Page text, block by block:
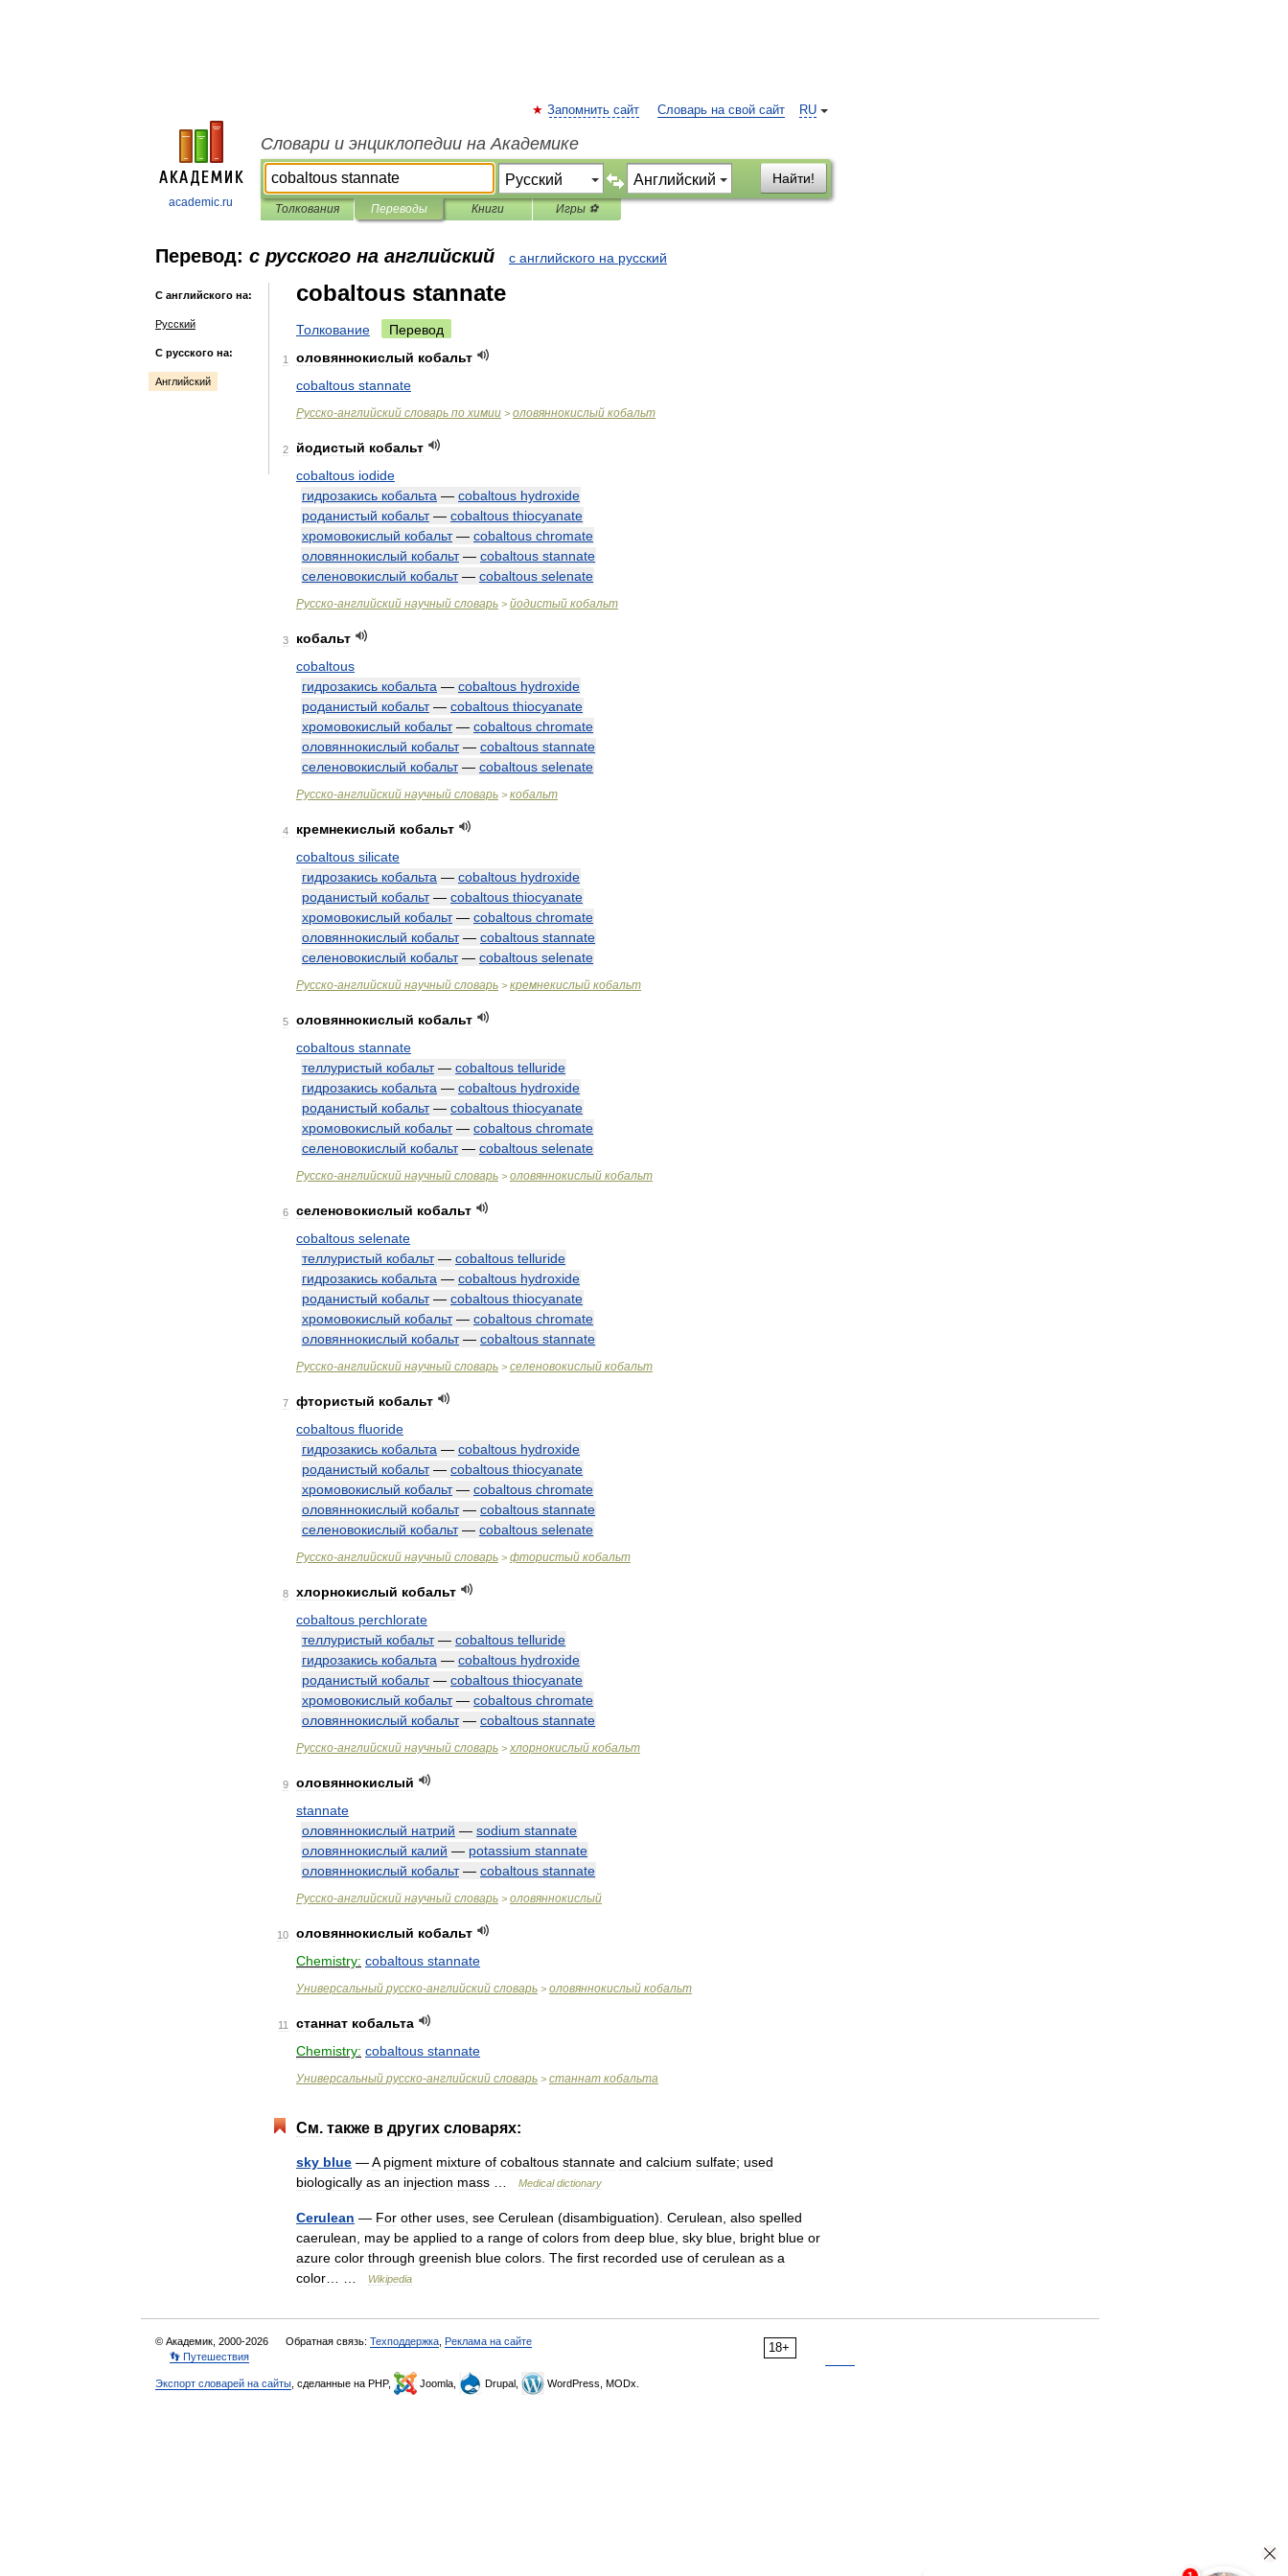
academic.ru
RU
Запомнить сайт Словарь на свой сайт
Словари и энциклопедии на Академике
Найти!
Толкования Переводы Книги Игры ⚽
Перевод: с русского на английский с английского на русский
С английского на:
Русский
С русского на:
Английский
cobaltous stannate
Толкование Перевод
1 оловяннокислый кобальт
cobaltous stannate
Русско-английский словарь по химии > оловяннокислый кобальт
2 йодистый кобальт
cobaltous iodide
гидрозакись кобальта — cobaltous hydroxide
роданистый кобальт— cobaltous thiocyanate
хромовокислый кобальт— cobaltous chromate
оловяннокислый кобальт— cobaltous stannate
селеновокислый кобальт— cobaltous selenate
Русско-английский научный словарь > йодистый кобальт
3
кобальт
cobaltous
гидрозакись кобальта — cobaltous hydroxide
роданистый кобальт— cobaltous thiocyanate
хромовокислый кобальт— cobaltous chromate
оловяннокислый кобальт— cobaltous stannate
селеновокислый кобальт— cobaltous selenate
Русско-английский научный словарь > кобальт
4 кремнекислый кобальт
cobaltous silicate
гидрозакись кобальта — cobaltous hydroxide
роданистый кобальт— cobaltous thiocyanate
хромовокислый кобальт— cobaltous chromate
оловяннокислый кобальт— cobaltous stannate
селеновокислый кобальт— cobaltous selenate
Русско-английский научный словарь > кремнекислый кобальт
5 оловяннокислый кобальт
cobaltous stannate
теллуристый кобальт— cobaltous telluride
гидрозакись кобальта — cobaltous hydroxide
роданистый кобальт— cobaltous thiocyanate
хромовокислый кобальт— cobaltous chromate
селеновокислый кобальт— cobaltous selenate
Русско-английский научный словарь > оловяннокислый кобальт
6 селеновокислый кобальт
cobaltous selenate
теллуристый кобальт— cobaltous telluride
гидрозакись кобальта — cobaltous hydroxide
роданистый кобальт— cobaltous thiocyanate
хромовокислый кобальт— cobaltous chromate
оловяннокислый кобальт— cobaltous stannate
Русско-английский научный словарь > селеновокислый кобальт
7 фтористый кобальт
cobaltous fluoride
гидрозакись кобальта — cobaltous hydroxide
роданистый кобальт— cobaltous thiocyanate
хромовокислый кобальт— cobaltous chromate
оловяннокислый кобальт— cobaltous stannate
селеновокислый кобальт— cobaltous selenate
Русско-английский научный словарь > фтористый кобальт
8 хлорнокислый кобальт
cobaltous perchlorate
теллуристый кобальт— cobaltous telluride
гидрозакись кобальта — cobaltous hydroxide
роданистый кобальт— cobaltous thiocyanate
хромовокислый кобальт— cobaltous chromate
оловяннокислый кобальт— cobaltous stannate
Русско-английский научный словарь > хлорнокислый кобальт
9
оловяннокислый
stannate
оловяннокислый натрий — sodium stannate
оловяннокислый калий — potassium stannate
оловяннокислый кобальт— cobaltous stannate
Русско-английский научный словарь > оловяннокислый
10 оловяннокислый кобальт
Chemistry: cobaltous stannate
Универсальный русско-английский словарь > оловяннокислый кобальт
11 станнат кобальта
Chemistry: cobaltous stannate
Универсальный русско-английский словарь > станнат кобальта
См. также в других словарях:
sky blue —A pigment mixture of cobaltous stannate and calcium sulfate; used
biologically as an injection mass Medical dictionary
Cerulean — For other uses see Cerulean (disambiguation). Cerulean also spelled
caerulean
may be applied to a range of colors from deep blue sky blue bright blue or
azure color through greenish blue colors The first recorded use of cerulean as a
color
Wikipedia
18+
© Академик, 2000-2026 Обратная связь: Техподдержка Реклама на сайте
👣 Путешествия
Экспорт словарей на сайты , сделанные на PHP, Joomla, Drupal, WordPress, MODx.